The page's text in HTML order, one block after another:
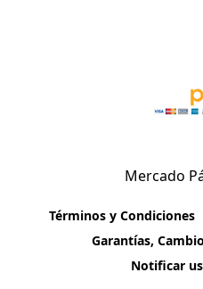
Mercado
Términos y Condiciones
Garantías,
Notificar